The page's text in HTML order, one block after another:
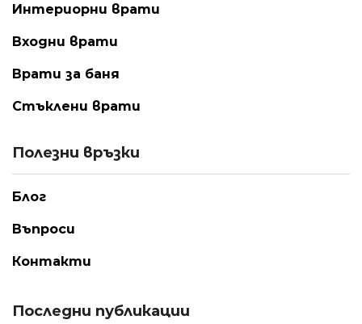
Интериорни врати
Входни врати
Врати за баня
Стъклени врати
Полезни връзки
Блог
Въпроси
Контакти
Последни публикации